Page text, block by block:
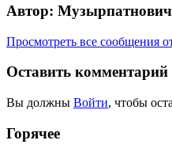
Автор: Музырпатнович
Просмотреть все сообщения
Оставить комментарий
Вы должны Войти, чтобы
Горячее